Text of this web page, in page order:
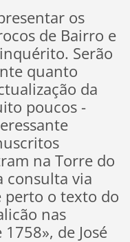
os
de Bairro e
Serão
quanto
da
poucos -
na Torre do
consulta via
perto o texto do
nas
de José